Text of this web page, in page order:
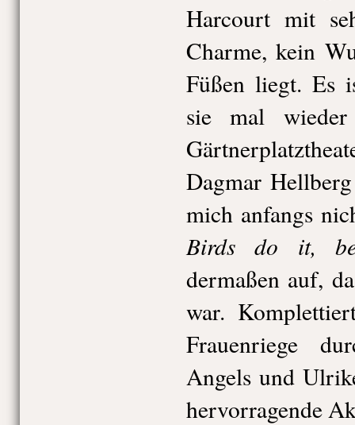
Harcourt mit
Charme, kein
Füßen liegt. Es
sie mal
Dagmar
mich anfangs
Birds do it,
dermaßen auf,
war.
Frauenriege
Angels und
hervorragende